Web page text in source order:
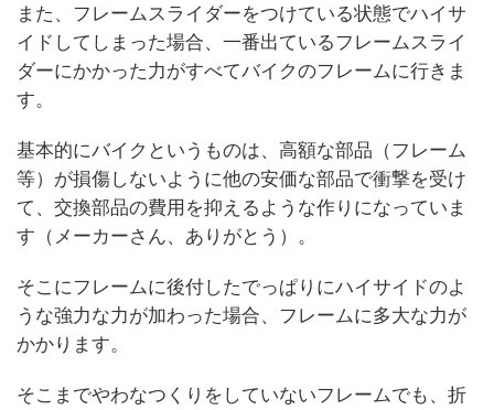
また、フレームスライダーをつけている状態でハイサ
イドしてしまった場合、一番出ているフレームスライ
ダーにかかった力がすべてバイクのフレームに行きま
す。
基本的にバイクというものは、高額な部品（フレーム
等）が損傷しないように他の安価な部品で衝撃を受け
て、交換部品の費用を抑えるような作りになっていま
す（メーカーさん、ありがとう）。
そこにフレームに後付したでっぱりにハイサイドのよ
うな強力な力が加わった場合、フレームに多大な力が
かかります。
そこまでやわなつくりをしていないフレームでも、折